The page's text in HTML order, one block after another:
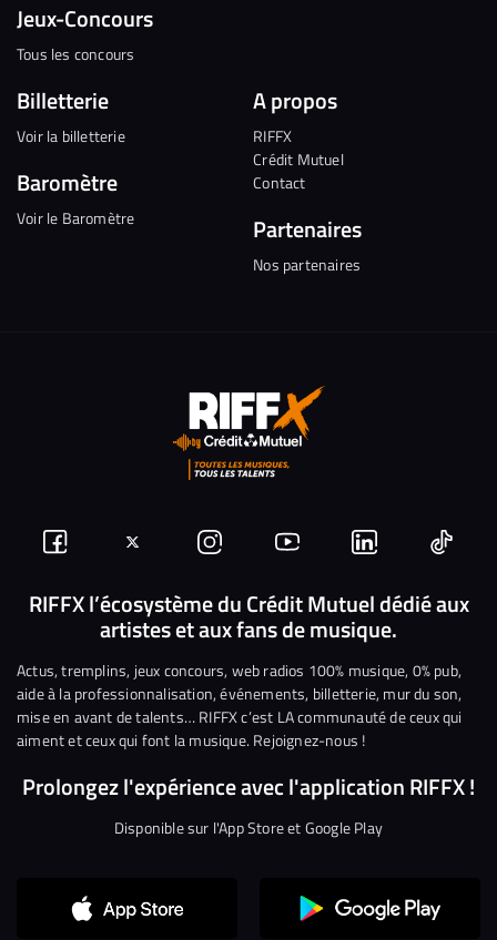
Continuer sans accepter
Jeux-Concours
Tous les concours
Billetterie
Voir la billetterie
Baromètre
Voir le Baromètre
A propos
RIFFX
Crédit Mutuel
Contact
Partenaires
Nos partenaires
Suivez-
nous
Facebook
Suivez-
nous
sur
Twitter
Nous
rejoindre
sur
Instagram
Nous
rejoindre
sur
YouTube
Nous
rejoindre
sur
Linkedin
Nous
RIFFX l’écosystème du Crédit Mutuel dédié aux
artistes et aux fans de musique.
Actus, tremplins, jeux concours, web radios 100% musique, 0% pub,
aide à la professionnalisation, événements, billetterie, mur du son,
mise en avant de talents… RIFFX c’est LA communauté de ceux qui
aiment et ceux qui font la musique. Rejoignez-nous !
Prolongez l'expérience avec l'application RIFFX !
Disponible sur l'App Store et Google Play